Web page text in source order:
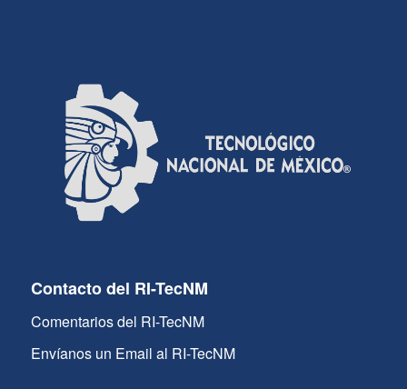
Contacto del RI-TecNM
Comentarios del RI-TecNM
Envíanos un Email al RI-TecNM